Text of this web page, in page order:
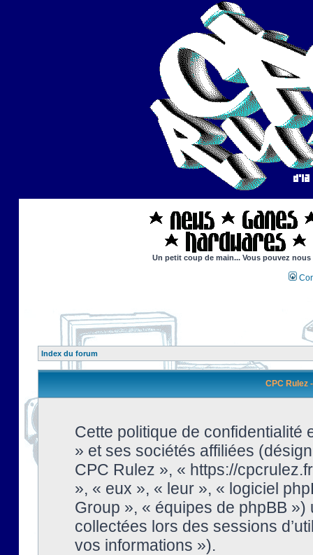
Un petit coup de main... Vous pouvez
Index du forum
CPC Rulez
Cette politique de confidentialité
» et ses sociétés affiliées
CPC Rulez », « https://
», « eux », « leur », « logiciel
Group », « équipes de phpBB
collectées lors des sessions
vos informations »).